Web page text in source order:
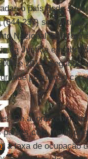
o país pode
(644.237) se
Nacional de
da Justiça em abril
e 2014. Segundo
população
De acordo com
com maior
: a taxa de ocupação